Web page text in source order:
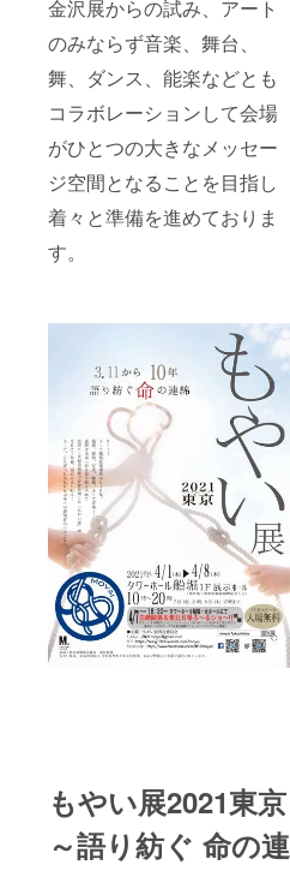
金沢展からの試み、アート
のみならず音楽、舞台、
舞、ダンス、能楽などとも
コラボレーションして会場
がひとつの大きなメッセー
ジ空間となることを目指し
着々と準備を進めておりま
す。
もやい展2021東京
～語り紡ぐ 命の連